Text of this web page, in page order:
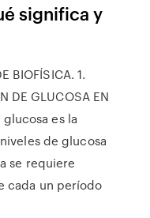
significa y
BIOFÍSICA. 1.
DE GLUCOSA EN
glucosa es la
de glucosa
se requiere
cada un período